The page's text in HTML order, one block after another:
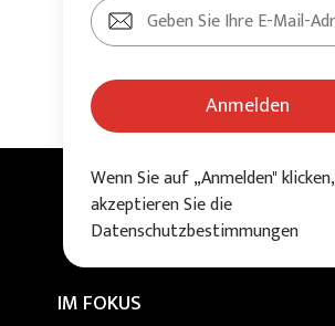
Anmelden
Wenn Sie auf „Anmelden" klicken,
akzeptieren Sie die
Datenschutzbestimmungen
IM FOKUS